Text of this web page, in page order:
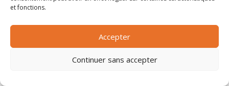
et fonctions.
Accepter
Continuer sans accepter
Photos
Piscine